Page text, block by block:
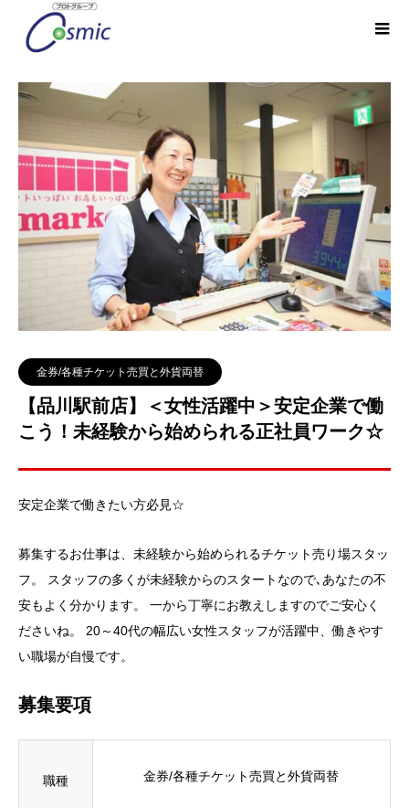
金券/各種チケット売買と外貨両替
【品川駅前店】＜女性活躍中＞安定企業で働
こう！未経験から始められる正社員ワーク☆
安定企業で働きたい方必見☆
募集するお仕事は、未経験から始められるチケット売り場スタッ
フ。 スタッフの多くが未経験からのスタートなので､あなたの不
安もよく分かります。 一から丁寧にお教えしますのでご安心く
ださいね。 20～40代の幅広い女性スタッフが活躍中、働きやす
い職場が自慢です。
募集要項
職種 金券/各種チケット売買と外貨両替